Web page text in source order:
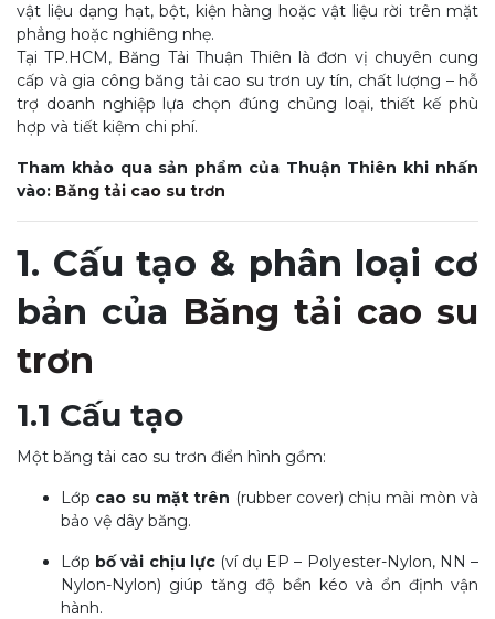
vật liệu dạng hạt, bột, kiện hàng hoặc vật liệu rời trên mặt
phẳng hoặc nghiêng nhẹ.
Tại TP.HCM, Băng Tải Thuận Thiên là đơn vị chuyên cung
cấp và gia công băng tải cao su trơn uy tín, chất lượng – hỗ
trợ doanh nghiệp lựa chọn đúng chủng loại, thiết kế phù
hợp và tiết kiệm chi phí.
Tham khảo qua sản phẩm của Thuận Thiên khi nhấn
vào: Băng tải cao su trơn
1. Cấu tạo & phân loại cơ
bản của Băng tải cao su
trơn
1.1 Cấu tạo
Một băng tải cao su trơn điển hình gồm:
Lớp cao su mặt trên (rubber cover) chịu mài mòn và
bảo vệ dây băng.
Lớp bố vải chịu lực(ví dụ EP – Polyester-Nylon, NN –
Nylon-Nylon) giúp tăng độ bền kéo và ổn định vận
hành.